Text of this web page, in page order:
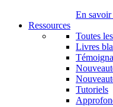
En savoir
Ressources
Toutes
Livres
Tutoriels